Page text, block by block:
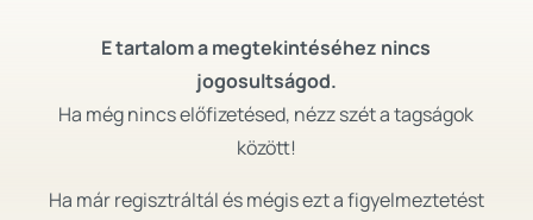
E tartalom a megtekintéséhez nincs
jogosultságod.
Ha még nincs előfizetésed, nézz szét a tagságok
között!
Ha már regisztráltál és mégis ezt a figyelmeztetést